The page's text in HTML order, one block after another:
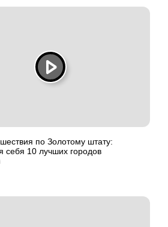
по Золотому штату:
себя 10 лучших городов